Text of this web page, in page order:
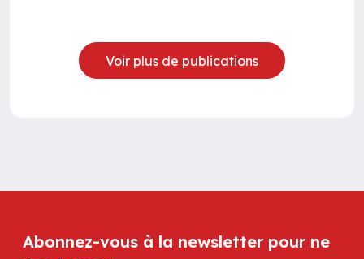
Voir plus de publications
Abonnez-vous à la newsletter pour ne